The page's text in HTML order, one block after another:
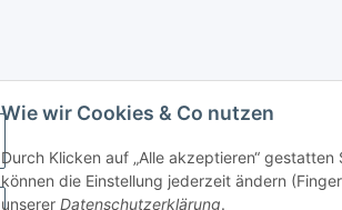
Wie wir Cookies & Co nutzen
Durch Klicken auf „Alle akzeptieren“
können die Einstellung jederzeit ändern
unserer Datenschutzerklärung.